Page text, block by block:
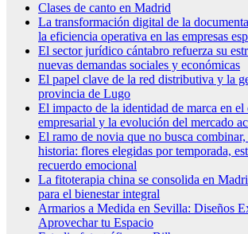
Clases de canto en Madrid
La transformación digital de la
la eficiencia operativa en las empresas
El sector jurídico cántabro refuerza su
nuevas demandas sociales y económicas
El papel clave de la red distributiva y la
provincia de Lugo
El impacto de la identidad de marca en el
empresarial y la evolución del mercado
El ramo de novia que no busca
historia: flores elegidas por temporada,
recuerdo emocional
La fitoterapia china se consolida en
para el bienestar integral
Armarios a Medida en Sevilla: Diseños
Aprovechar tu Espacio